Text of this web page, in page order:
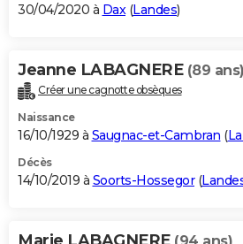
30/04/2020 à Dax(Landes)
Jeanne LABAGNERE (89 ans)
Créer une cagnotte obsèques
Naissance
16/10/1929 à Saugnac-et-Cambran (
Décès
14/10/2019 à Soorts-Hossegor(